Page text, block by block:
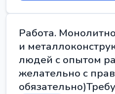
Работа.
и
людей с опытом
желательно с